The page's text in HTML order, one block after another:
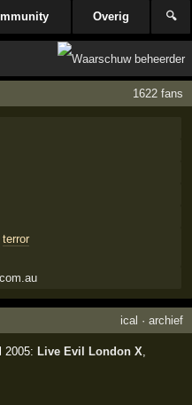
Overig 🔍
1622 fans
terror
ical · archief
2005:Live Evil London X